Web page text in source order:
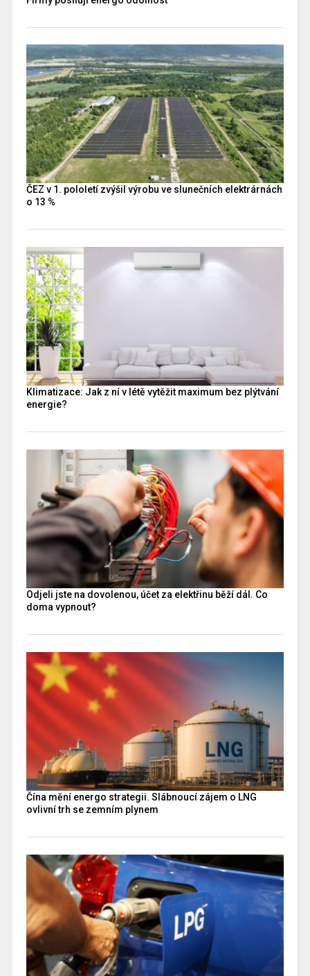
ČEZ v 1. pololetí zvýšil výrobu ve slunečních elektrárnách
o 13 %
Klimatizace: Jak z ní v létě vytěžit maximum bez plýtvání
energie?
Odjeli jste na dovolenou, účet za elektřinu běží dál. Co
doma vypnout?
Čína mění energo strategii. Slábnoucí zájem o LNG
ovlivní trh se zemním plynem